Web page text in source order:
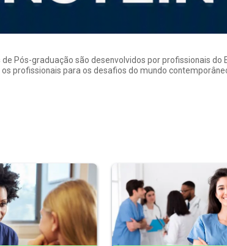
Pós-graduação são desenvolvidos por profissionais
profissionais para os desafios do mundo